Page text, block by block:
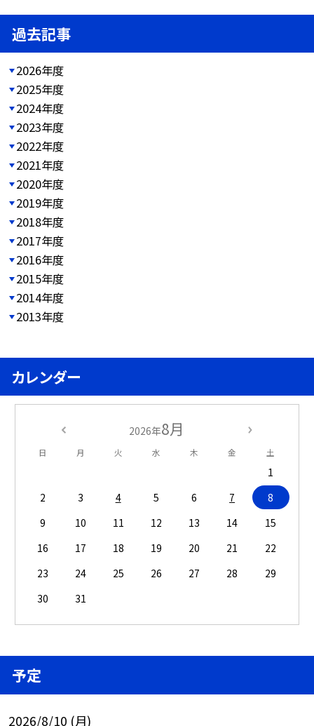
過去記事
2026年度
2025年度
2024年度
2023年度
2022年度
2021年度
2020年度
2019年度
2018年度
2017年度
2016年度
2015年度
2014年度
2013年度
カレンダー
2026年8月
日 月 火 水 木 金 土
1
2
3 4 5 6 7
8
9
10 11 12 13 14
15
16
17 18 19 20 21
22
23
24 25 26 27 28
29
30
31
予定
2026/8/10 (月)